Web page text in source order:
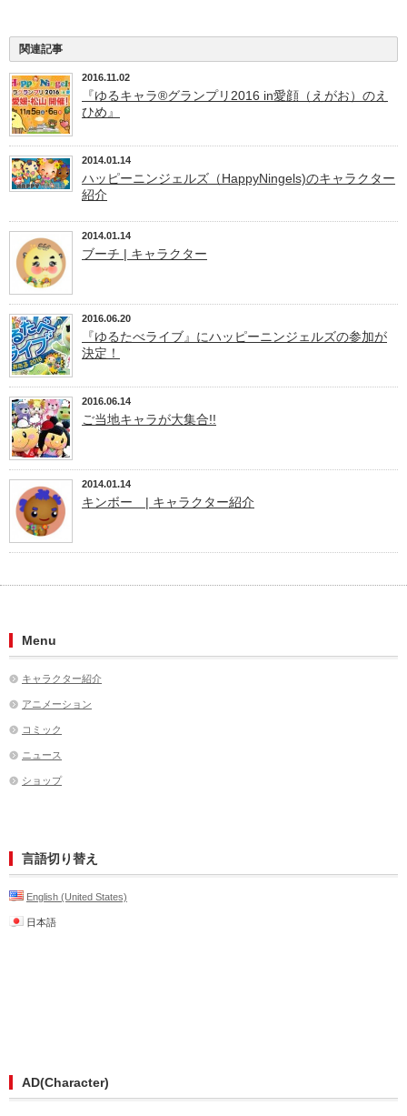
関連記事
2016.11.02
『ゆるキャラ®グランプリ2016 in愛顔（えがお）のえ
ひめ』
2014.01.14
ハッピーニンジェルズ（HappyNingels)のキャラクター
紹介
2014.01.14
ブーチ | キャラクター
2016.06.20
『ゆるたべライブ』にハッピーニンジェルズの参加が
決定！
2016.06.14
ご当地キャラが大集合!!
2014.01.14
キンボー | キャラクター紹介
Menu
キャラクター紹介
アニメーション
コミック
ニュース
ショップ
言語切り替え
English (United States)
日本語
AD(Character)